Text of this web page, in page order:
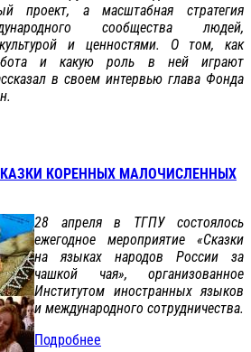
проект, а масштабная стратегия
сообщества людей,
и ценностями. О том, как
и какую роль в ней играют
в своем интервью глава Фонда
КОРЕННЫХ МАЛОЧИСЛЕННЫХ
28 апреля в ТГПУ состоялось
ежегодное мероприятие «Сказки
на языках народов России за
чашкой чая», организованное
Институтом иностранных языков
и международного сотрудничества.
Подробнее